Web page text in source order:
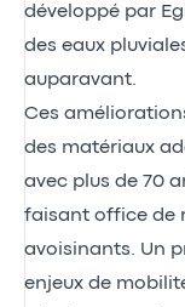
développé par
des eaux
auparavant.
Ces
des matériaux
avec plus de 70
faisant office de
avoisinants. Un
enjeux de